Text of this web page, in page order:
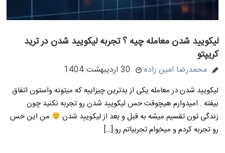
لیکویید شدن معامله چیه ؟ تجربه لیکویید شدن در ترید
کریپتو
محمدرضا امین زاده 30 اردیبهشت 1404
لیکویید شدن در معامله یکی از بدترین چیزاییه که میتونه واستون اتفاق
بیفته . امیدوارم هیچوقت حس لیکویید شدن رو تجربه نکنید چون
زندگی تون تقسیم میشه به قبل و بعد از لیکویید شدن
من این حس
رو تجربه کردم و میخوام تجربیاتم رو […]